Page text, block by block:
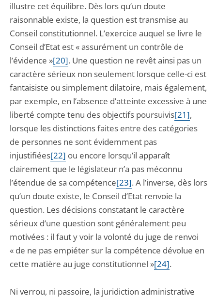
illustre cet équilibre. Dès lors qu’un doute
raisonnable existe, la question est transmise au
Conseil constitutionnel. L’exercice auquel se livre le
Conseil d’Etat est « assurément un contrôle de
l’évidence »[20]. Une question ne revêt ainsi pas un
caractère sérieux non seulement lorsque celle-ci est
fantaisiste ou simplement dilatoire, mais également,
par exemple, en l’absence d’atteinte excessive à une
liberté compte tenu des objectifs poursuivis[21],
lorsque les distinctions faites entre des catégories
de personnes ne sont évidemment pas
injustifiées[22] ou encore lorsqu’il apparaît
clairement que le législateur n’a pas méconnu
l’étendue de sa compétence[23]. A l’inverse, dès lors
qu’un doute existe, le Conseil d’Etat renvoie la
question. Les décisions constatant le caractère
sérieux d’une question sont généralement peu
motivées : il faut y voir la volonté du juge de renvoi
« de ne pas empiéter sur la compétence dévolue en
cette matière au juge constitutionnel »[24].
Ni verrou, ni passoire, la juridiction administrative